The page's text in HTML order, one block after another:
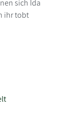
sich Ida
ihr tobt